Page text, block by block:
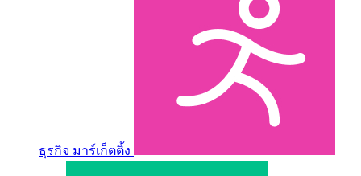
ธุรกิจ มาร์เก็ตติ้ง